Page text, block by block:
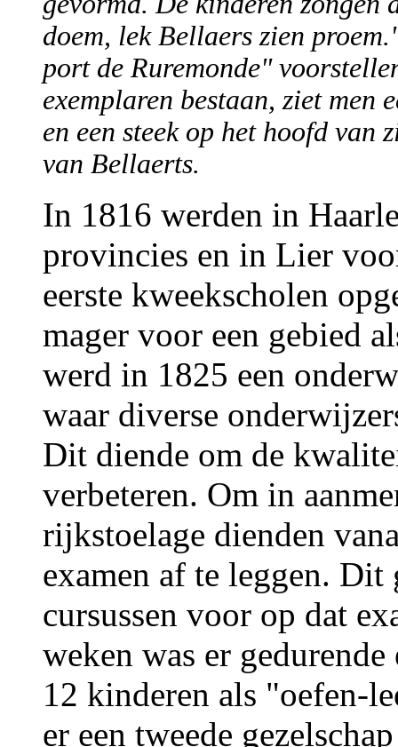
doem, lek Bellaers zien
port de Ruremonde"
exemplaren bestaan, ziet men
en een steek op het hoofd
van Bellaerts.
In 1816 werden in
provincies en in Lier
eerste kweekscholen
mager voor een gebied
werd in 1825 een
waar diverse
Dit diende om de
verbeteren. Om in
rijkstoelage dienden
examen af te leggen. Dit
cursussen voor op dat
weken was er
12 kinderen als "oefen-
er een tweede